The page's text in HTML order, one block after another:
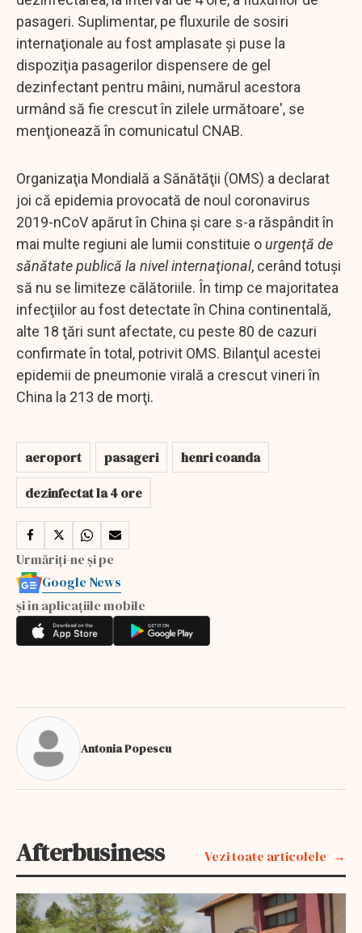
pasageri. Suplimentar, pe fluxurile de sosiri
internaţionale au fost amplasate şi puse la
dispoziţia pasagerilor dispensere de gel
dezinfectant pentru mâini, numărul acestora
urmând să fie crescut în zilele următoare', se
menţionează în comunicatul CNAB.
Organizaţia Mondială a Sănătăţii (OMS) a declarat
joi că epidemia provocată de noul coronavirus
2019-nCoV apărut în China şi care s-a răspândit în
mai multe regiuni ale lumii constituie o urgenţă de
sănătate publică la nivel internaţional, cerând totuşi
să nu se limiteze călătoriile. În timp ce majoritatea
infecţiilor au fost detectate în China continentală,
alte 18 ţări sunt afectate, cu peste 80 de cazuri
confirmate în total, potrivit OMS. Bilanţul acestei
epidemii de pneumonie virală a crescut vineri în
China la 213 de morţi.
aeroport pasageri
henri coanda
dezinfectat la 4 ore
Urmăriți-ne și pe
Google News
și în aplicațiile mobile
Antonia Popescu
Afterbusiness Vezi toate articolele